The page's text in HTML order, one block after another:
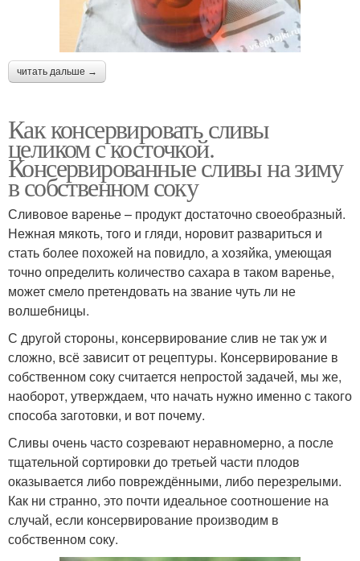
читать дальше →
Как консервировать сливы
целиком с косточкой.
Консервированные сливы на зиму
в собственном соку
Сливовое варенье – продукт достаточно своеобразный.
Нежная мякоть, того и гляди, норовит развариться и
стать более похожей на повидло, а хозяйка, умеющая
точно определить количество сахара в таком варенье,
может смело претендовать на звание чуть ли не
волшебницы.
С другой стороны, консервирование слив не так уж и
сложно, всё зависит от рецептуры. Консервирование в
собственном соку считается непростой задачей, мы же,
наоборот, утверждаем, что начать нужно именно с такого
способа заготовки, и вот почему.
Сливы очень часто созревают неравномерно, а после
тщательной сортировки до третьей части плодов
оказывается либо повреждёнными, либо перезрелыми.
Как ни странно, это почти идеальное соотношение на
случай, если консервирование производим в
собственном соку.